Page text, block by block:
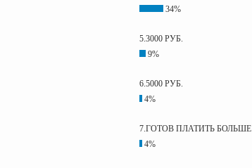
34%
5.3000 РУБ.
9%
6.5000 РУБ.
4%
7.ГОТОВ ПЛАТИТЬ БОЛЬШЕ
4%